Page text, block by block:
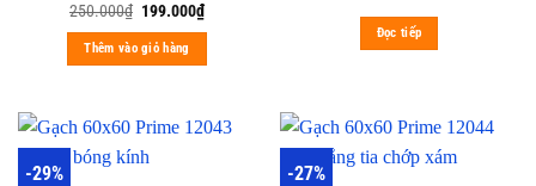
250.000₫ 199.000₫
Thêm vào giỏ hàng
Đọc tiếp
-29% -27%